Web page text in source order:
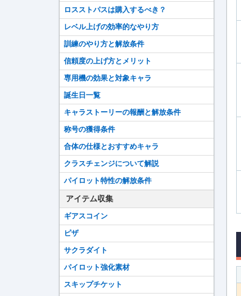
ロスストパスは購入するべき？
レベル上げの効率的なやり方
訓練のやり方と解放条件
信頼度の上げ方とメリット
専用機の効果と対象キャラ
誕生日一覧
キャラストーリーの報酬と解放条件
称号の獲得条件
合体の仕様とおすすめキャラ
クラスチェンジについて解説
パイロット特性の解放条件
アイテム収集
ギアスコイン
ピザ
サクラダイト
パイロット強化素材
スキップチケット